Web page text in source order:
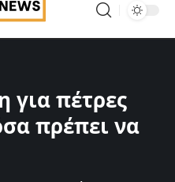
για πέτρες
πρέπει να